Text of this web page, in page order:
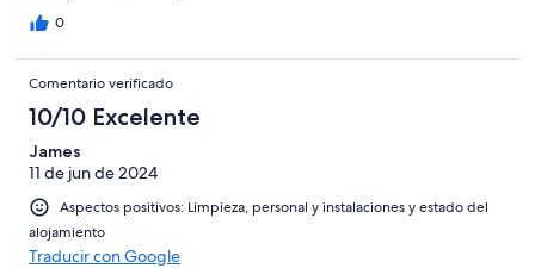
0
Comentario verificado
10/10 Excelente
James
11 de jun de 2024
Aspectos positivos: Limpieza, personal y instalaciones y estado del
alojamiento
Traducir con Google